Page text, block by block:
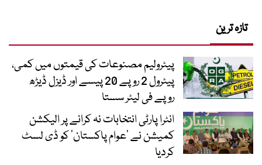
تازہ ترین
پیٹرولیم مصنوعات کی قیمتوں میں کمی،
پیٹرول 2 روپے 20 پیسے اور ڈیزل ڈیڑھ
روپے فی لیٹر سستا
انٹرا پارٹی انتخابات نہ کرانے پر الیکشن
کمیشن نے ’عوام پاکستان‘ کو ڈی لسٹ
کردیا